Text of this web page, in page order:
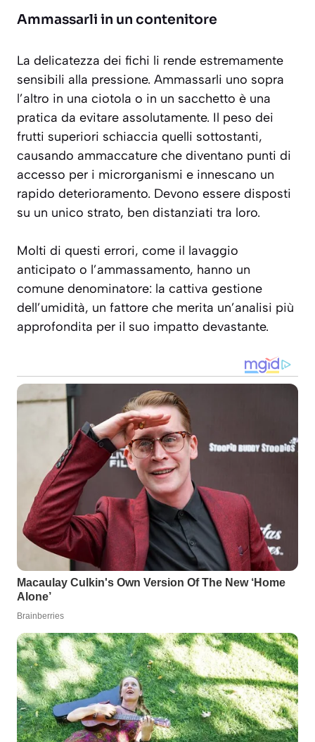
Ammassarli in un contenitore
La delicatezza dei fichi li rende estremamente
sensibili alla pressione. Ammassarli uno sopra
l’altro in una ciotola o in un sacchetto è una
pratica da evitare assolutamente. Il peso dei
frutti superiori schiaccia quelli sottostanti,
causando ammaccature che diventano punti di
accesso per i microrganismi e innescano un
rapido deterioramento. Devono essere disposti
su un unico strato, ben distanziati tra loro.
Molti di questi errori, come il lavaggio
anticipato o l’ammassamento, hanno un
comune denominatore: la cattiva gestione
dell’umidità, un fattore che merita un’analisi più
approfondita per il suo impatto devastante.